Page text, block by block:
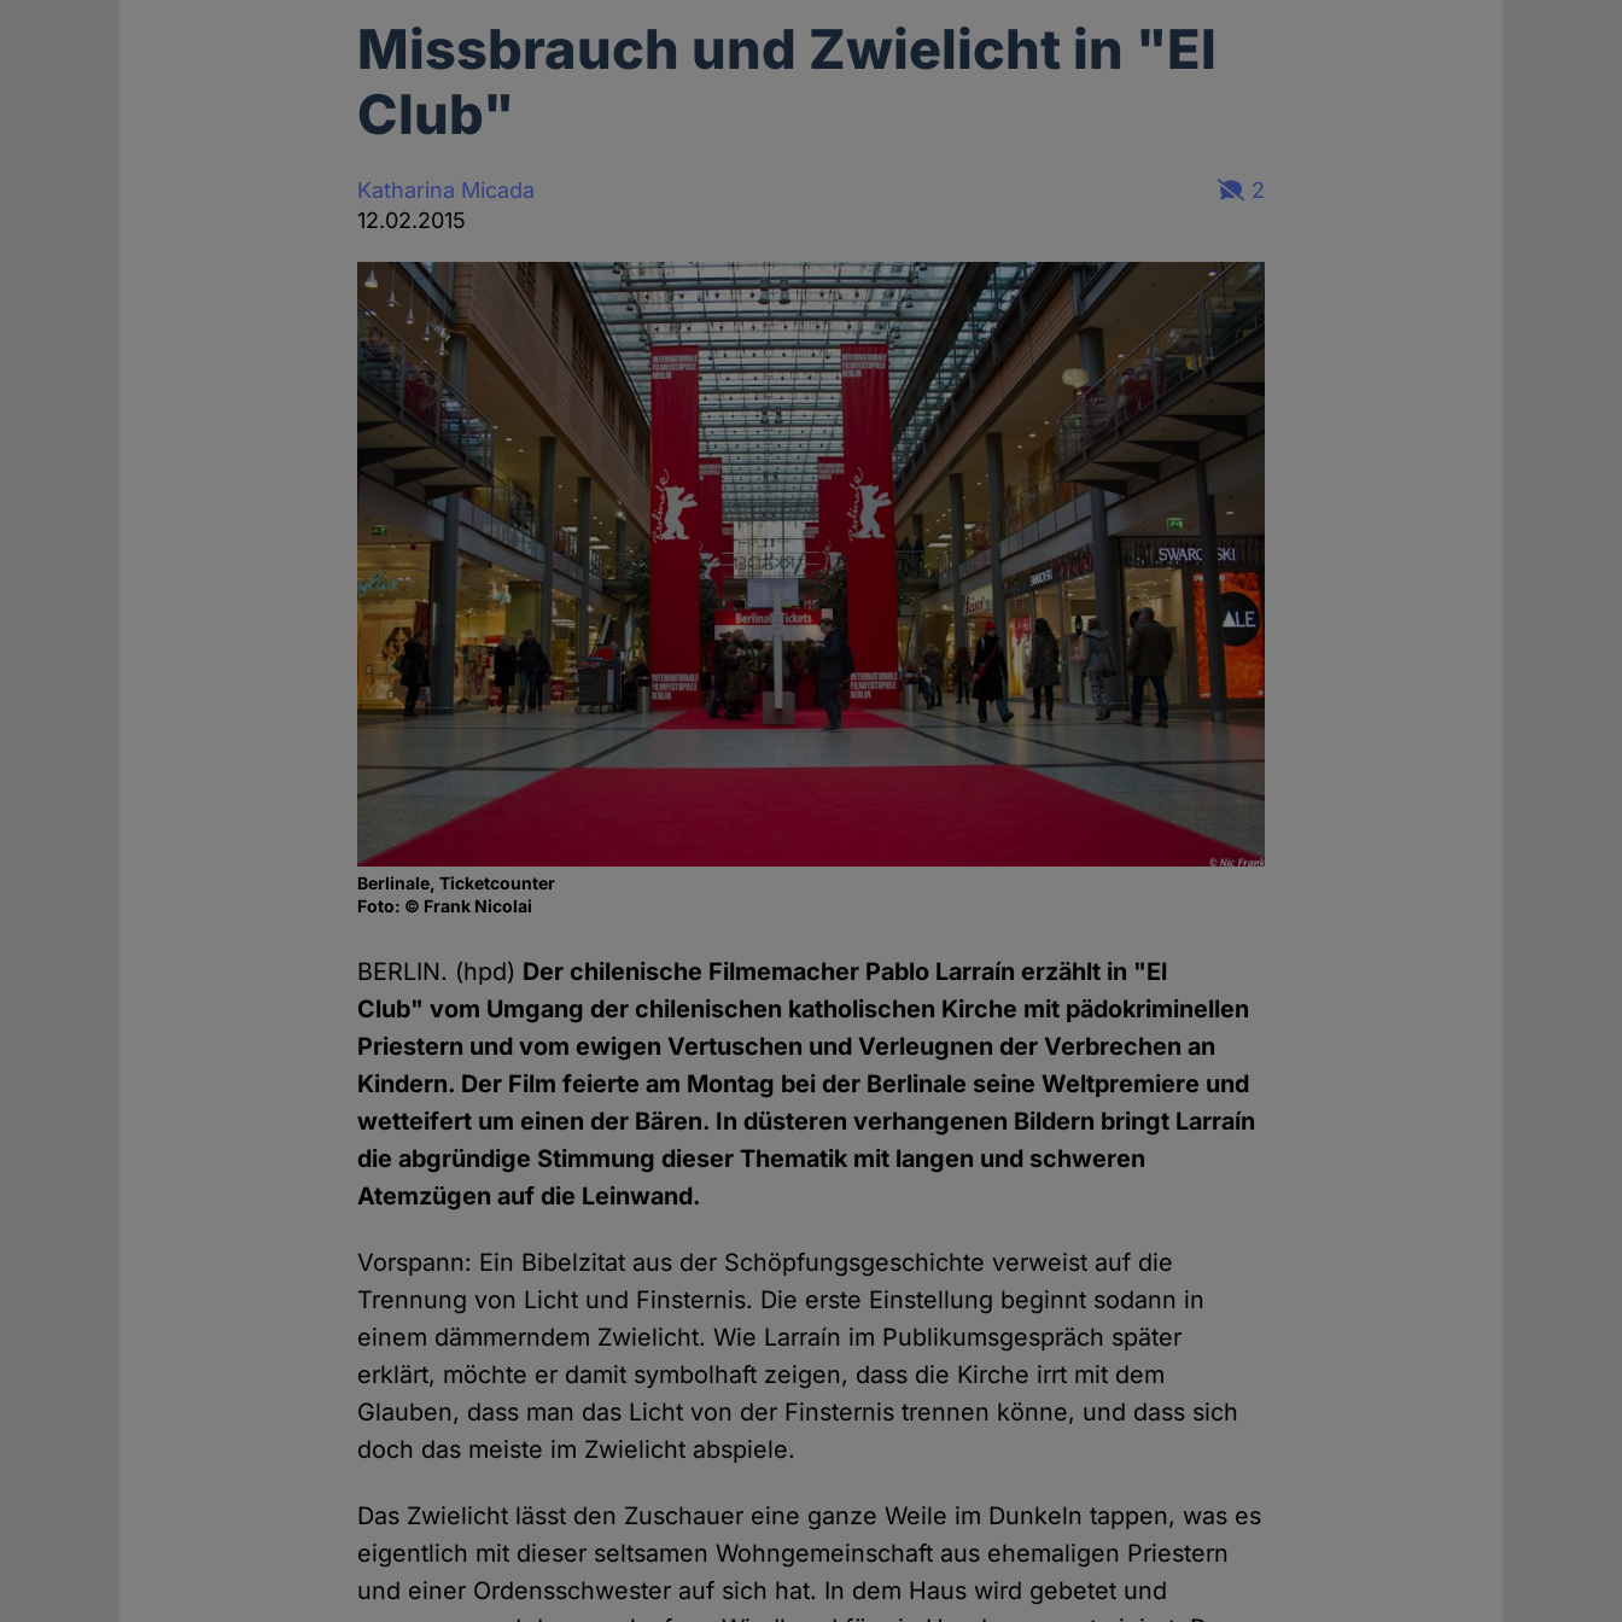
Missbrauch und Zwielicht in "El
Club"
Katharina Micada
12.02.2015
2
Berlinale, Ticketcounter
Foto: © Frank Nicolai
BERLIN. (hpd) Der chilenische Filmemacher Pablo Larraín erzählt in "El
Club" vom Umgang der chilenischen katholischen Kirche mit pädokriminellen
Priestern und vom ewigen Vertuschen und Verleugnen der Verbrechen an
Kindern. Der Film feierte am Montag bei der Berlinale seine Weltpremiere und
wetteifert um einen der Bären. In düsteren verhangenen Bildern bringt Larraín
die abgründige Stimmung dieser Thematik mit langen und schweren
Atemzügen auf die Leinwand.
Vorspann: Ein Bibelzitat aus der Schöpfungsgeschichte verweist auf die
Trennung von Licht und Finsternis. Die erste Einstellung beginnt sodann in
einem dämmerndem Zwielicht. Wie Larraín im Publikumsgespräch später
erklärt, möchte er damit symbolhaft zeigen, dass die Kirche irrt mit dem
Glauben, dass man das Licht von der Finsternis trennen könne, und dass sich
doch das meiste im Zwielicht abspiele.
Das Zwielicht lässt den Zuschauer eine ganze Weile im Dunkeln tappen, was es
eigentlich mit dieser seltsamen Wohngemeinschaft aus ehemaligen Priestern
und einer Ordensschwester auf sich hat. In dem Haus wird gebetet und